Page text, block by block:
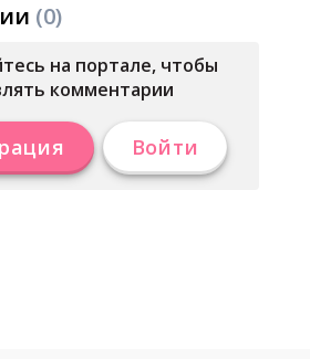
(0)
на портале, чтобы
комментарии
Войти